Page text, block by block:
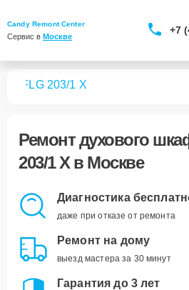
Candy Remont Center
Сервис в Москве
+7
FLG 203/1 X
Ремонтдухового
203/1 Xв Москве
Диагностика
даже при отказе от ремонта
Ремонт на дому
выезд мастера за 30 минут
Гарантия до 3 лет